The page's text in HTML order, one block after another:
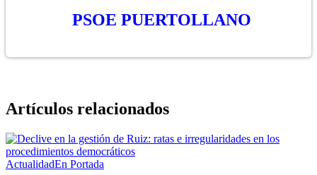
PSOE PUERTOLLANO
Artículos relacionados
ActualidadEn Portada